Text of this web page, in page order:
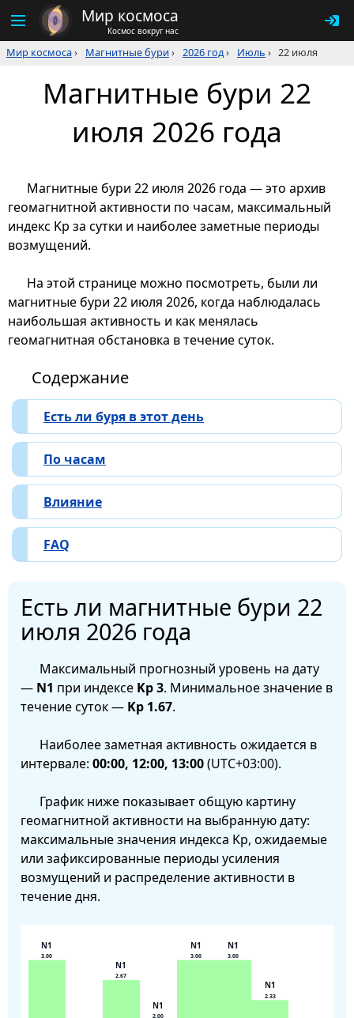
Мир космоса
Космос вокруг нас
Мир космоса› Магнитные бури› 2026 год› Июль › 22 июля
Магнитные бури 22
июля 2026 года
Магнитные бури 22 июля 2026 года — это архив
геомагнитной активности по часам, максимальный
индекс Kp за сутки и наиболее заметные периоды
возмущений.
На этой странице можно посмотреть, были ли
магнитные бури 22 июля 2026, когда наблюдалась
наибольшая активность и как менялась
геомагнитная обстановка в течение суток.
Содержание
Есть ли буря в этот день
По часам
Влияние
FAQ
Есть ли магнитные бури 22
июля 2026 года
Максимальный прогнозный уровень на дату
— N1 при индексе Kp 3. Минимальное значение в
течение суток — Kp 1.67.
Наиболее заметная активность ожидается в
интервале: 00:00, 12:00, 13:00(UTC+03:00).
График ниже показывает общую картину
геомагнитной активности на выбранную дату:
максимальные значения индекса Kp, ожидаемые
или зафиксированные периоды усиления
возмущений и распределение активности в
течение дня.
3.00
N1
2.67
N1
2.00
N1
3.00
N1
3.00
N1
2.33
N1